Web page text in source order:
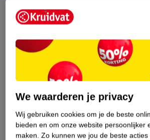
Over dit product
Etiketinformatie
Nature Impact Score
Impact Score.
Meer informatie
We waarderen je privacy
Wij gebruiken cookies om je de beste
bieden en om onze website persoonlijker
maken. Zo kunnen we jou de beste